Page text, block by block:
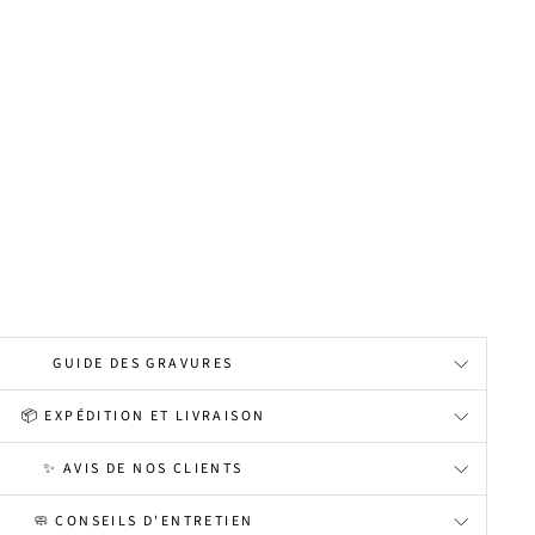
GUIDE DES GRAVURES
📦 EXPÉDITION ET LIVRAISON
✨ AVIS DE NOS CLIENTS
🧼 CONSEILS D'ENTRETIEN